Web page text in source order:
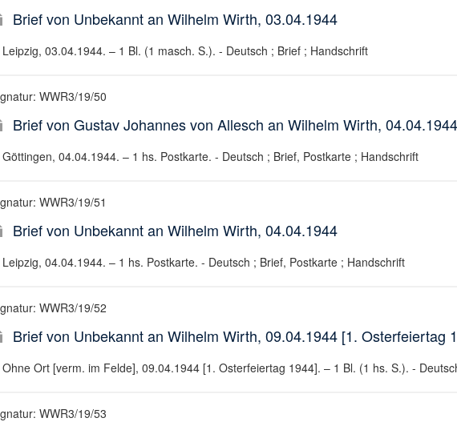
Brief von Unbekannt an Wilhelm Wirth, 03.04.1944
Leipzig, 03.04.1944. – 1 Bl. (1 masch. S.). - Deutsch ; Brief ; Handschrift
WWR3/19/50
Brief von Gustav Johannes von Allesch an Wilhelm Wirth, 04.04.1944
Göttingen, 04.04.1944. – 1 hs. Postkarte. - Deutsch ; Brief, Postkarte ; Handschrift
WWR3/19/51
Brief von Unbekannt an Wilhelm Wirth, 04.04.1944
Leipzig, 04.04.1944. – 1 hs. Postkarte. - Deutsch ; Brief, Postkarte ; Handschrift
WWR3/19/52
Brief von Unbekannt an Wilhelm Wirth, 09.04.1944 [1. Osterfeiertag
Ohne Ort [verm. im Felde], 09.04.1944 [1. Osterfeiertag 1944]. – 1 Bl. (1 hs. S.). -
WWR3/19/53